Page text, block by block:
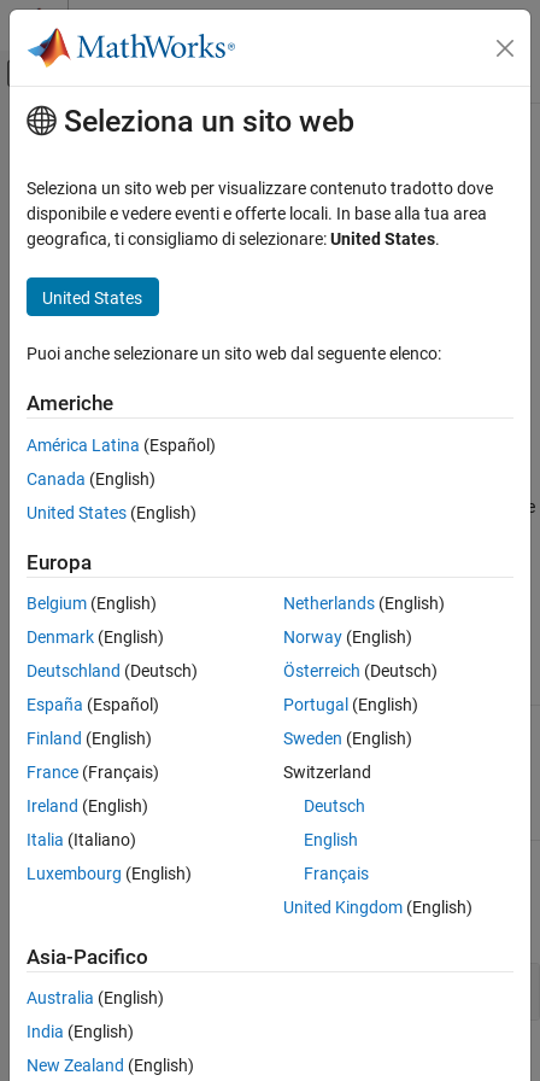
Vai al contenuto
Attiva/disattiva menu di navigazione
Pagina iniziale della documentazione
Phased Array System Toolbox
ON THIS PAGE
Description
Output Arguments
Examples
Contenuto principale
bandwidth
System object:phased.PhaseCodedWaveform
Namespace:phased
Bandwidth of phase-coded waveform
Syntax
bw = bandwidth(waveform)
Description
bw= bandwidth(waveform
returns the bandwidth (in hertz) of the
bandwidth value is the reciprocal of the chip width.
Input Arguments
waveform Phase-coded waveform object.
Output Arguments
Bandwidth of the pulses, in hertz.
Examples
How useful was this information?
Seleziona un sito web
Seleziona un sito web per visualizzare contenuto tradotto dove
disponibile e vedere eventi e offerte locali. In base alla tua area
geografica, ti consigliamo di selezionare:United States.
United States
Puoi anche selezionare un sito web dal seguente elenco:
Americhe
América Latina (Español)
Canada (English)
United States (English)
Europa
Belgium (English)
Denmark (English)
Deutschland (Deutsch)
España (Español)
Finland (English)
France (Français)
Ireland (English)
Italia (Italiano)
Luxembourg (English)
Netherlands(English)
Norway(English)
Österreich (Deutsch)
Portugal (English)
Sweden (English)
Switzerland
Deutsch
English
Français
United Kingdom(English)
Asia-Pacifico
Australia (English)
India (English)
New Zealand (English)